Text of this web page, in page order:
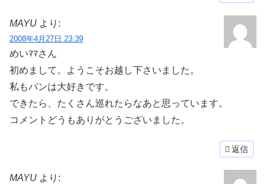
MAYU より:
2008年4月27日 23:39
めいﾏﾏさん
初めまして。ようこそお越し下さいました。
私もパンは大好きです。
できたら、たくさん巡れたらなあと思っています。
コメントどうもありがとうございました。
返信
MAYU より: